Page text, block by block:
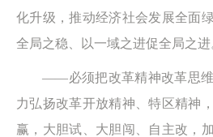
化升级，推动经济社会发展全面
全局之稳、以一域之进促全局之进
——必须把改革精神改革思
力弘扬改革开放精神、特区精神
赢，大胆试、大胆闯、自主改，